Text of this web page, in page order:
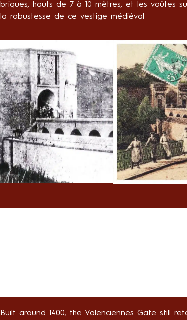
briques, hauts de 7 à 10 mètres, et les voûtes
la robustesse de ce vestige médiéval
Built around 1400, the Valenciennes Gate still